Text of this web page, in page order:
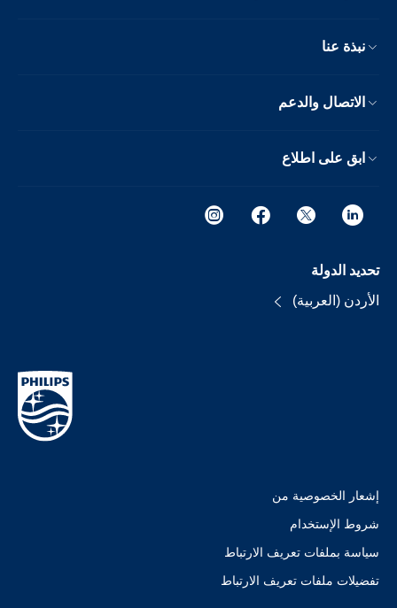
نبذة عنا
الاتصال والدعم
ابق على اطلاع
تحديد الدولة
الأردن (العربية)
إشعار الخصوصية من
شروط الإستخدام
سياسة بملفات تعريف الارتباط
تفضيلات ملفات تعريف الارتباط